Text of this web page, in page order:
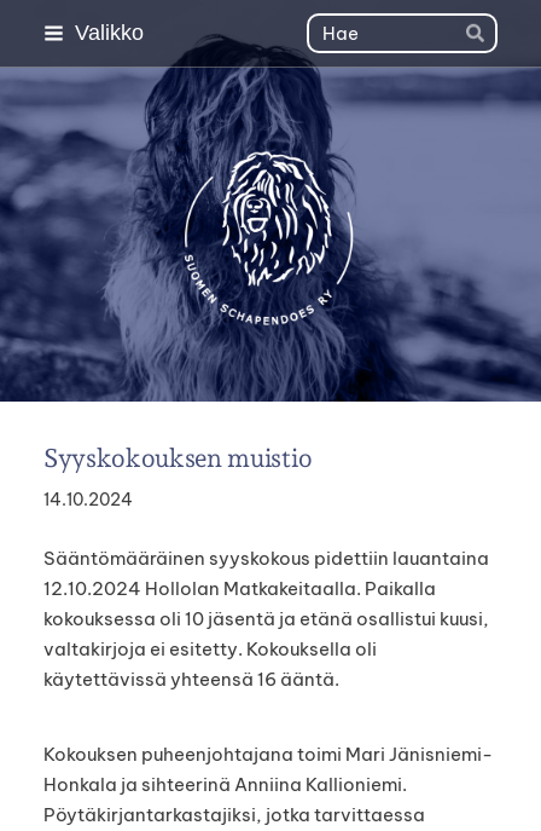
Siirry
sisältöön
Valikko Haku
Hae
Suomen Schapendoes
Syyskokouksen muistio
14.10.2024
Sääntömääräinen syyskokous pidettiin lauantaina
12.10.2024 Hollolan Matkakeitaalla. Paikalla
kokouksessa oli 10 jäsentä ja etänä osallistui kuusi,
valtakirjoja ei esitetty. Kokouksella oli
käytettävissä yhteensä 16 ääntä.
Kokouksen puheenjohtajana toimi Mari Jänisniemi-
Honkala ja sihteerinä Anniina Kallioniemi.
Pöytäkirjantarkastajiksi, jotka tarvittaessa